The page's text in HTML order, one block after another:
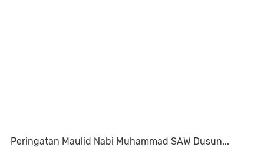
Peringatan Maulid Nabi Muhammad SAW Dusun...